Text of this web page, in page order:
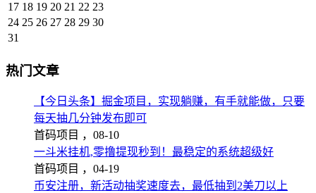
17 18 19 20 21 22 23
24 25 26 27 28 29 30
31
热门文章
【今日头条】掘金项目，实现躺赚，有手就能做，只要
每天抽几分钟发布即可
首码项目 ， 08-10
一斗米挂机,零撸提现秒到！最稳定的系统超级好
首码项目 ， 04-19
币安注册，新活动抽奖速度去，最低抽到2美刀以上